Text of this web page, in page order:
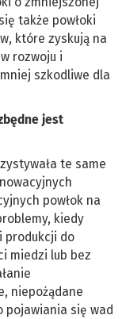
także powłoki
które zyskują na
rozwoju i
szkodliwe dla
jest
te same
powłok na
kiedy
produkcji do
miedzi lub bez
niepożądane
pojawiania się wad